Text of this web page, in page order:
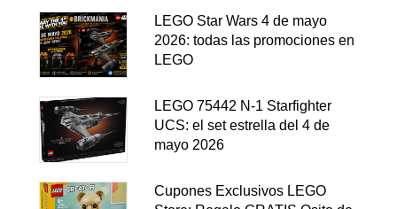
LEGO Star Wars 4 de mayo
2026: todas las promociones en
LEGO
LEGO 75442 N-1 Starfighter
UCS: el set estrella del 4 de
mayo 2026
Cupones Exclusivos LEGO